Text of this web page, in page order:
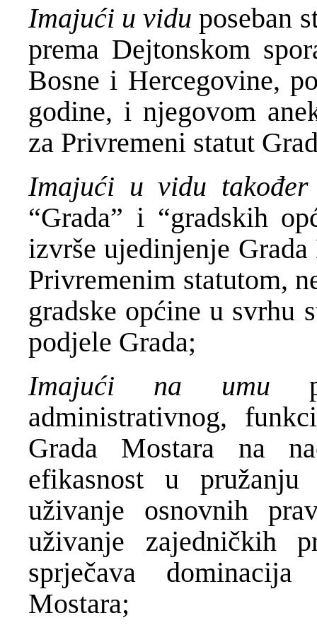
Imajući u viduposeban
prema Dejtonskom
Bosne i Hercegovine,
godine, i njegovom
za Privremeni statut
Imajući u vidu
“Grada” i “gradskih
izvrše ujedinjenje
Privremenim statutom,
gradske općine u svrhu
podjele Grada;
Imajući na umu
administrativnog,
Grada Mostara na
efikasnost u pružanju
uživanje osnovnih
uživanje zajedničkih
sprječava
Mostara;